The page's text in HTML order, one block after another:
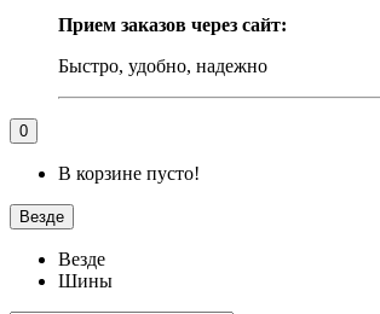
Прием заказов через сайт:
Быстро, удобно, надежно
0
В корзине пусто!
Везде
Везде
Шины